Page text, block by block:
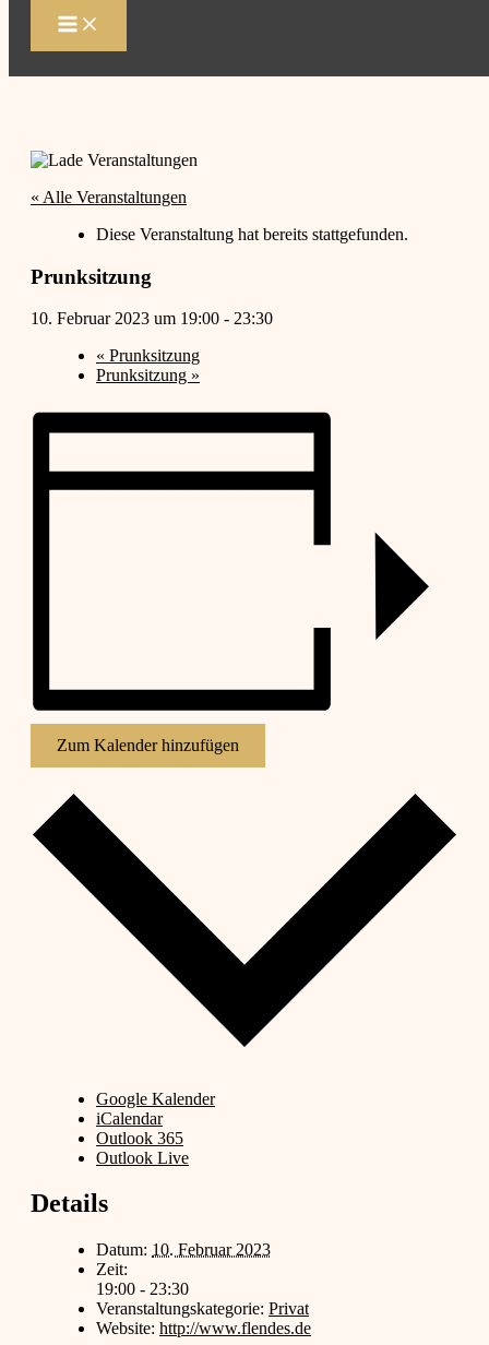
springen
« Alle Veranstaltungen
Diese Veranstaltung hat bereits stattgefunden.
Prunksitzung
10. Februar 2023 um 19:00 - 23:30
« Prunksitzung
Prunksitzung »
Zum Kalender hinzufügen
Google Kalender
iCalendar
Outlook 365
Outlook Live
Details
Datum: 10. Februar 2023
Zeit:
19:00 - 23:30
Veranstaltungskategorie: Privat
Website: http://www.flendes.de